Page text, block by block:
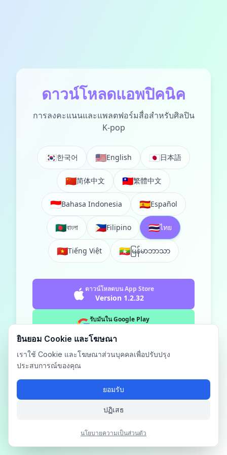
ดาวน์โหลดแอพปิคนิค
การลงคะแนนและแพลตฟอร์มสื่อสำหรับศิลปิน
K-pop
🇰🇷한국어 🇺🇸English 🇯🇵日本語
🇨🇳简体中文 🇹🇼繁體中文
🇮🇩Bahasa Indonesia 🇪🇸Español
🇧🇩বাংলা 🇵🇭Filipino 🇹🇭ไทย
🇻🇳Tiếng Việt 🇲🇲မြန်မာဘာသာ
ดาวน์โหลดบน App Store
Version 1.2.32
รับมันใน Google Play
ดาวน์โหลด APK โดยตรง
Version 1.1.40
ยินยอม Cookie และโฆษณา
เราใช้ Cookie และโฆษณาส่วนบุคคลเพื่อปรับปรุง
ประสบการณ์ของคุณ
ยอมรับ
ปฏิเสธ
นโยบายความเป็นส่วนตัว